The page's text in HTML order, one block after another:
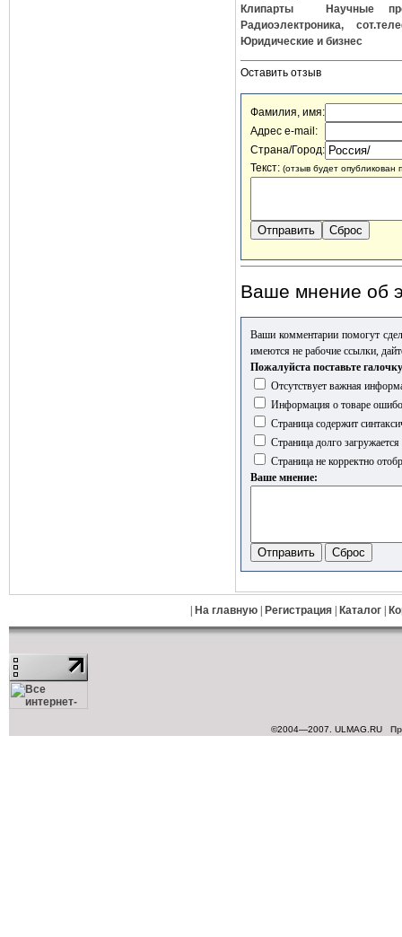
Клипарты
Научные
Радиоэлектроника,
Юридические и бизнес
Оставить отзыв
Фамилия, имя:
Адрес e-mail:
Страна/Город:
Текст: (отзыв будет опубликован
Ваше мнение об
Ваши комментарии помогут
имеются не рабочие ссылки,
Пожалуйста поставьте
Отсутствует важная
Информация о товаре
Страница содержит
Страница долго загружается
Страница не корректно
Ваше мнение:
На главную| Регистрация| Каталог|
©2004—2007. ULMAG.RU